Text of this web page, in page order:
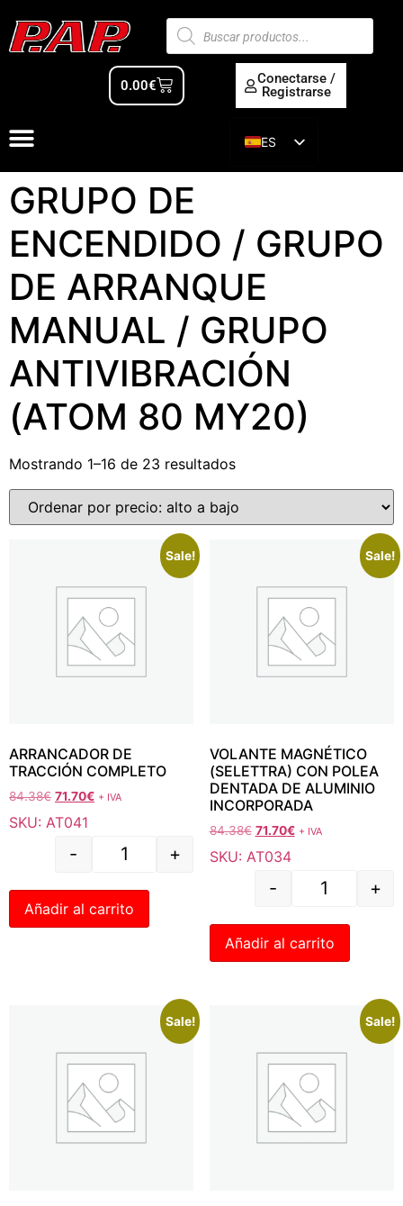
0.00€
Conectarse /
Registrarse
ES
EN
GRUPO DE
ENCENDIDO / GRUPO
DE ARRANQUE
MANUAL / GRUPO
ANTIVIBRACIÓN
(ATOM 80 MY20)
Mostrando 1–16 de 23 resultados
Sale!
ARRANCADOR DE
TRACCIÓN COMPLETO
84.38€ 71.70€ + IVA
SKU: AT041
- +
Añadir al carrito
Sale!
VOLANTE MAGNÉTICO
(SELETTRA) CON POLEA
DENTADA DE ALUMINIO
INCORPORADA
84.38€ 71.70€ + IVA
SKU: AT034
- +
Añadir al carrito
Sale! Sale!